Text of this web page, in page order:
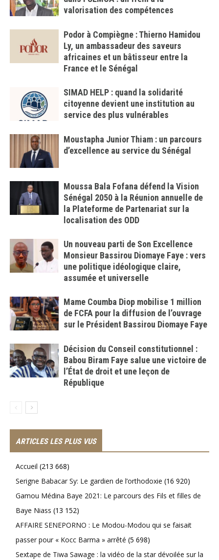
valorisation des compétences
Podor à Compiègne : Thierno Hamidou
Ly, un ambassadeur des saveurs
africaines et un bâtisseur entre la
France et le Sénégal
SIMAD HELP : quand la solidarité
citoyenne devient une institution au
service des plus vulnérables
Moustapha Junior Thiam : un parcours
d’excellence au service du Sénégal
Moussa Bala Fofana défend la Vision
Sénégal 2050 à la Réunion annuelle de
la Plateforme de Partenariat sur la
localisation des ODD
Un nouveau parti de Son Excellence
Monsieur Bassirou Diomaye Faye : vers
une politique idéologique claire,
assumée et universelle
Mame Coumba Diop mobilise 1 million
de FCFA pour la diffusion de l’ouvrage
sur le Président Bassirou Diomaye Faye
Décision du Conseil constitutionnel :
Babou Biram Faye salue une victoire de
l’État de droit et une leçon de
République
ARTICLES LES PLUS VUS
Accueil (213 668)
Serigne Babacar Sy: Le gardien de l’orthodoxie (16 920)
Gamou Médina Baye 2021: Le parcours des Fils et filles de
Baye Niass (13 152)
AFFAIRE SENEPORNO : Le Modou-Modou qui se faisait
passer pour « Kocc Barma » arrêté (5 698)
Sextape de Tiwa Sawage : la vidéo de la star dévoilée sur la